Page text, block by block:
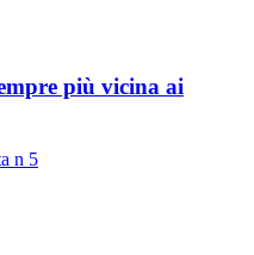
più vicina ai